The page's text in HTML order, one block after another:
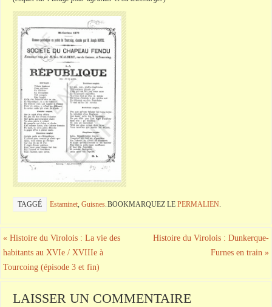
TAGGÉ Estaminet, Guisnes.BOOKMARQUEZ LE PERMALIEN.
« Histoire du Virolois : La vie des
habitants au XVIe / XVIIIe à
Tourcoing (épisode 3 et fin)
Histoire du Virolois : Dunkerque-
Furnes en train »
LAISSER UN COMMENTAIRE